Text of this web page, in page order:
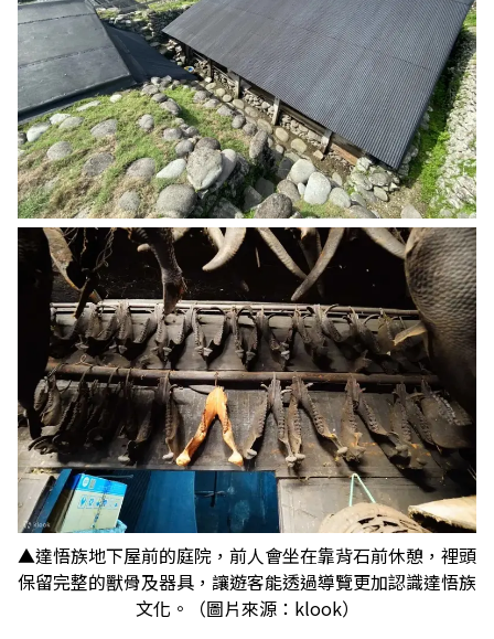
▲達悟族地下屋前的庭院，前人會坐在靠背石前休憩，裡頭
保留完整的獸骨及器具，讓遊客能透過導覽更加認識達悟族
文化。（圖片來源：klook）